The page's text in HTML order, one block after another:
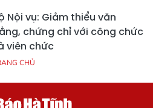
Nội vụ: Giảm thiểu văn
chứng chỉ với công chức
viên chức
CHỦ